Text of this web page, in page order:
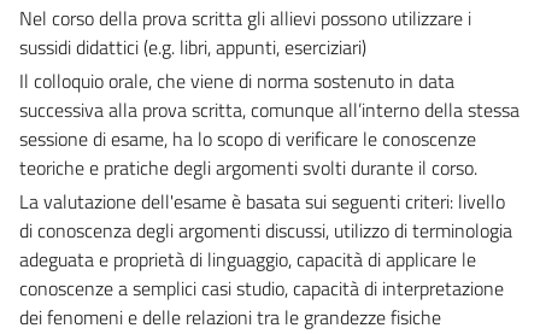
Nel corso della prova scritta gli allievi possono utilizzare i
sussidi didattici (e.g. libri, appunti, eserciziari)
Il colloquio orale, che viene di norma sostenuto in data
successiva alla prova scritta, comunque all’interno della stessa
sessione di esame, ha lo scopo di verificare le conoscenze
teoriche e pratiche degli argomenti svolti durante il corso.
La valutazione dell'esame è basata sui seguenti criteri: livello
di conoscenza degli argomenti discussi, utilizzo di terminologia
adeguata e proprietà di linguaggio, capacità di applicare le
conoscenze a semplici casi studio, capacità di interpretazione
dei fenomeni e delle relazioni tra le grandezze fisiche